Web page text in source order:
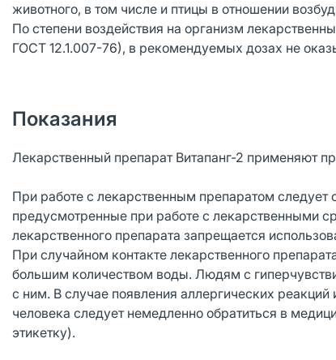
животного, в том числе и птицы в отношении
По степени воздействия на организм
ГОСТ 12.1.007-76), в рекомендуемых дозах не
Показания
Лекарственный препарат Витапанг-2 применяют
При работе с лекарственным препаратом следует
предусмотренные при работе с лекарственными
лекарственного препарата запрещается
При случайном контакте лекарственного
большим количеством воды. Людям с
с ним. В случае появления аллергических
человека следует немедленно обратиться в
этикетку).